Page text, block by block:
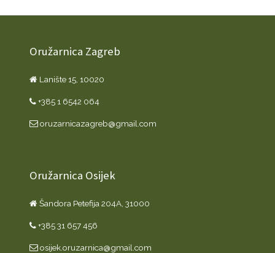
Oružarnica Zagreb
Lanište 15, 10020
+385 1 6542 064
oruzarnicazagreb@gmail.com
Oružarnica Osijek
Šandora Petefija 204A, 31000
+385 31 657 456
osijek.oruzarnica@gmail.com